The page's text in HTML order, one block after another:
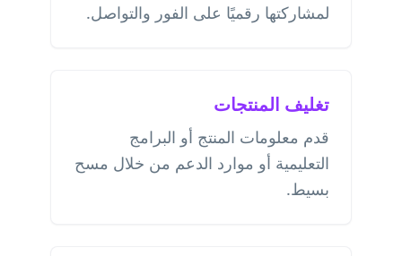
لمشاركتها رقميًا على الفور والتواصل.
تغليف المنتجات
قدم معلومات المنتج أو البرامج
التعليمية أو موارد الدعم من خلال مسح
بسيط.